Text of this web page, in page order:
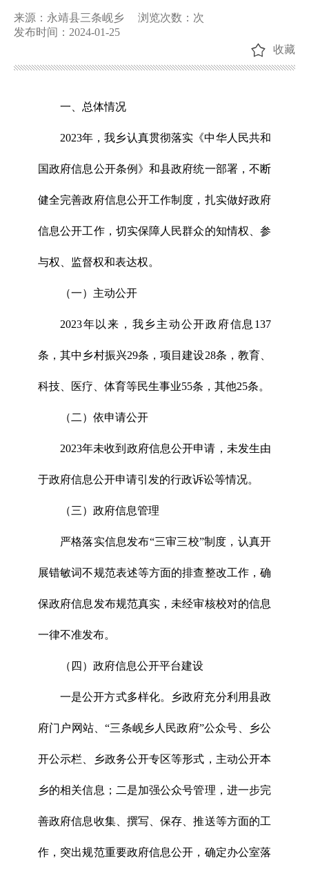
来源：永靖县三条岘乡 浏览次数： 次
发布时间：2024-01-25
收藏
一、总体情况
2023年，我乡认真贯彻落实《中华人民共和
国政府信息公开条例》和县政府统一部署，不断
健全完善政府信息公开工作制度，扎实做好政府
信息公开工作，切实保障人民群众的知情权、参
与权、监督权和表达权。
（一）主动公开
2023年以来，我乡主动公开政府信息137
条，其中乡村振兴29条，项目建设28条，教育、
科技、医疗、体育等民生事业55条，其他25条。
（二）依申请公开
2023年未收到政府信息公开申请，未发生由
于政府信息公开申请引发的行政诉讼等情况。
（三）政府信息管理
严格落实信息发布“三审三校”制度，认真开
展错敏词不规范表述等方面的排查整改工作，确
保政府信息发布规范真实，未经审核校对的信息
一律不准发布。
（四）政府信息公开平台建设
一是公开方式多样化。乡政府充分利用县政
府门户网站、“三条岘乡人民政府”公众号、乡公
开公示栏、乡政务公开专区等形式，主动公开本
乡的相关信息；二是加强公众号管理，进一步完
善政府信息收集、撰写、保存、推送等方面的工
作，突出规范重要政府信息公开，确定办公室落